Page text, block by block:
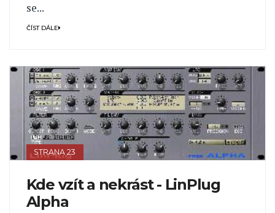
se...
ČÍST DÁLE
STRANA 23
Kde vzít a nekrást - LinPlug
Alpha